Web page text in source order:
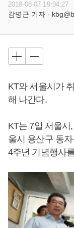
2018-08-07 19:04:27
감병근 기자 -
KT와 서울시가
해 나간다.
KT는 7일 서울시
울시 용산구 동
4주년 기념행사